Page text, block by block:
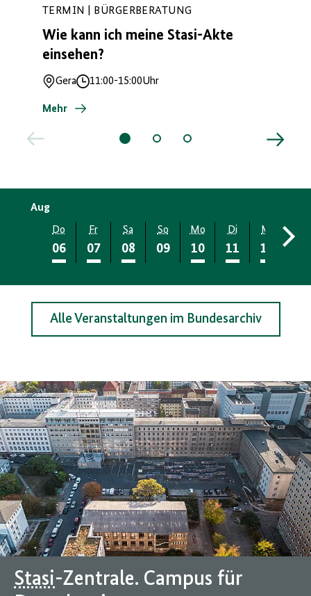
TERMIN | BÜRGERBERATUNG
Wie kann ich meine Stasi-Akte
einsehen?
Ort
Gera
Uhrzeit
11:00-15:00Uhr
Mehr
Aug
Do
06
Fr
07
Sa
08
So
09
Mo
10
Di
11
Mi
12
Alle Veranstaltungen im Bundesarchiv
Stasi-Zentrale. Campus für